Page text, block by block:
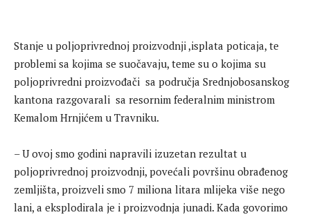
Stanje u poljoprivrednoj proizvodnji ,isplata poticaja, te
problemi sa kojima se suočavaju, teme su o kojima su
poljoprivredni proizvođači sa područja Srednjobosanskog
kantona razgovarali sa resornim federalnim ministrom
Kemalom Hrnjićem u Travniku.
– U ovoj smo godini napravili izuzetan rezultat u
poljoprivrednoj proizvodnji, povećali površinu obrađenog
zemljišta, proizveli smo 7 miliona litara mlijeka više nego
lani, a eksplodirala je i proizvodnja junadi. Kada govorimo